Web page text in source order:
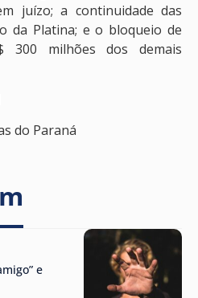
juízo; a continuidade das
da Platina; e o bloqueio de
milhões dos demais
do Paraná
e